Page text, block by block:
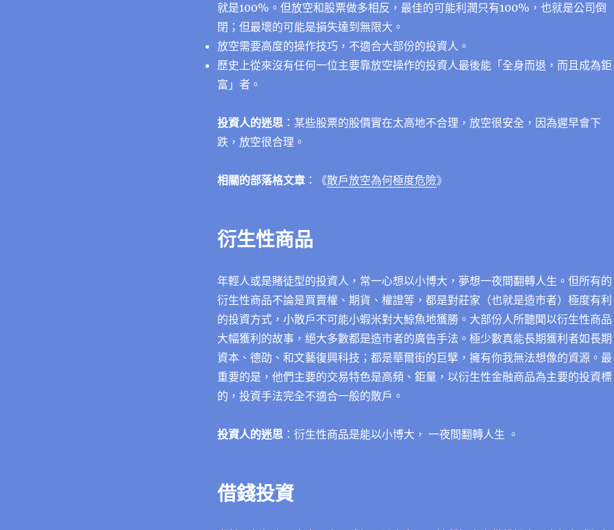
就是100%。但放空和股票做多相反，最佳的可能利潤只有100%，也就是公司倒
閉；但最壞的可能是損失達到無限大。
放空需要高度的操作技巧，不適合大部份的投資人。
歷史上從來沒有任何一位主要靠放空操作的投資人最後能「全身而退，而且成為鉅
富」者。
投資人的迷思：某些股票的股價實在太高地不合理，放空很安全，因為遲早會下
跌，放空很合理。
相關的部落格文章：《散戶放空為何極度危險》
衍生性商品
年輕人或是賭徒型的投資人，常一心想以小博大，夢想一夜間翻轉人生。但所有的
衍生性商品不論是買賣權、期貨、權證等，都是對莊家（也就是造市者）極度有利
的投資方式，小散戶不可能小蝦米對大鯨魚地獲勝。大部份人所聽聞以衍生性商品
大幅獲利的故事，絕大多數都是造市者的廣告手法。極少數真能長期獲利者如長期
資本、德劭、和文藝復興科技；都是華爾街的巨擘，擁有你我無法想像的資源。最
重要的是，他們主要的交易特色是高頻、鉅量，以衍生性金融商品為主要的投資標
的，投資手法完全不適合一般的散戶。
投資人的迷思：衍生性商品是能以小博大， 一夜間翻轉人生 。
借錢投資